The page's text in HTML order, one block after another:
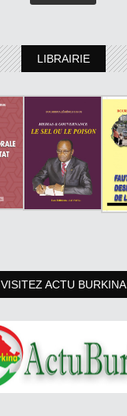
LIBRAIRIE
VISITEZ ACTU BURKINA